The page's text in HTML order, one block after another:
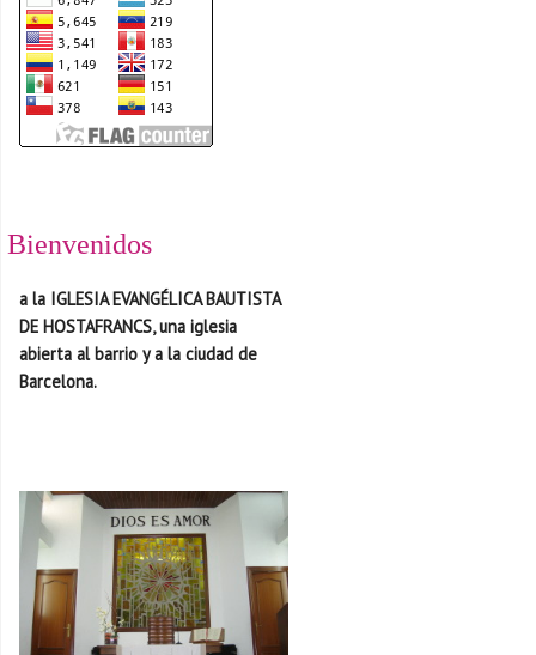
Bienvenidos
a la IGLESIA EVANGÉLICA BAUTISTA
DE HOSTAFRANCS, una iglesia
abierta al barrio y a la ciudad de
Barcelona.